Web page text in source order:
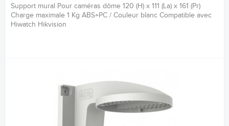
Support mural Pour caméras dôme 120 (H) x 111 (La) x 161 (Pr)
Charge maximale 1 Kg ABS+PC / Couleur blanc Compatible avec
Hiwatch Hikvision